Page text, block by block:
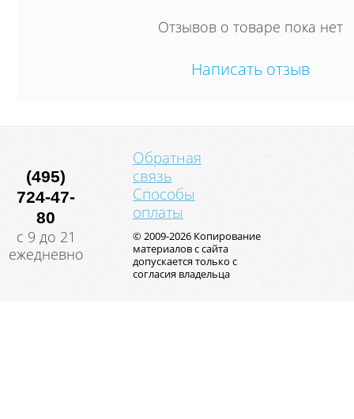
Отзывов о товаре пока нет
Написать отзыв
(495)
724-47-
80
с 9 до 21
ежедневно
Обратная
связь
Способы
оплаты
© 2009-2026 Копирование
материалов с сайта
допускается только с
согласия владельца